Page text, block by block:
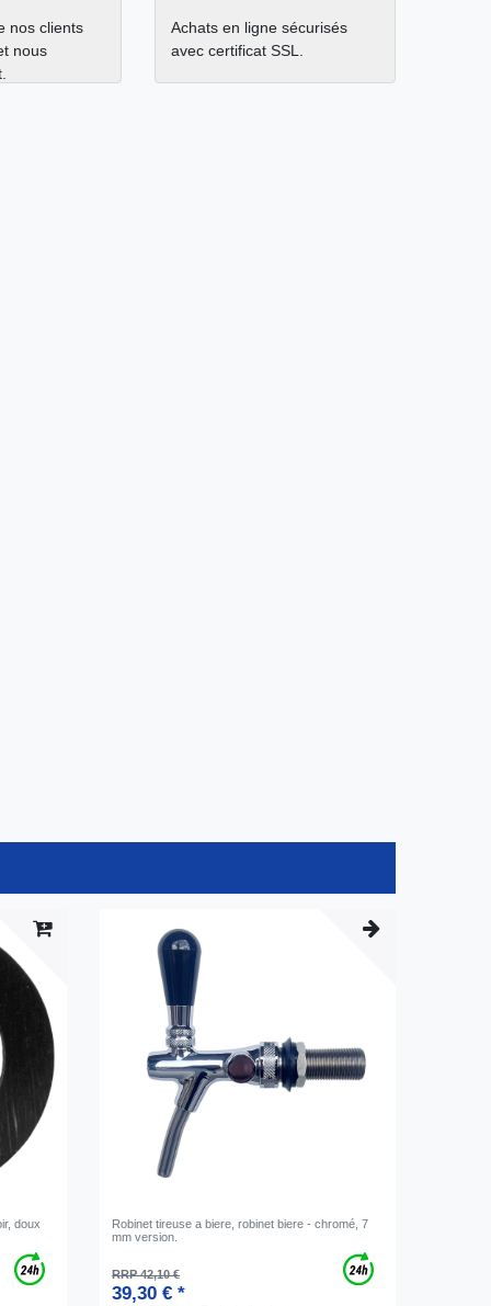
nos clients
nous
Achats en ligne sécurisés
avec certificat SSL.
doux
Robinet tireuse a biere, robinet biere - chromé, 7
mm version.
RRP 42,10 €
39,30 € *